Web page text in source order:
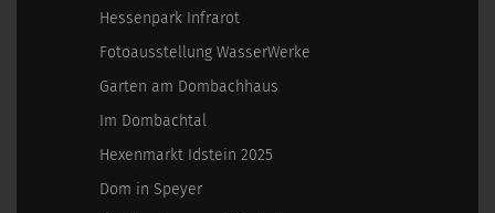
Hessenpark Infrarot
Fotoausstellung WasserWerke
Garten am Dombachhaus
Im Dombachtal
Hexenmarkt Idstein 2025
Dom in Speyer